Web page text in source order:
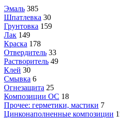
Эмаль 385
Шпатлевка 30
Грунтовка 159
Лак 149
Краска 178
Отвердитель 33
Растворитель 49
Клей 30
Смывка 6
Огнезащита 25
Композиции ОС 18
Прочее: герметики, мастики 7
Цинконаполненные композиции